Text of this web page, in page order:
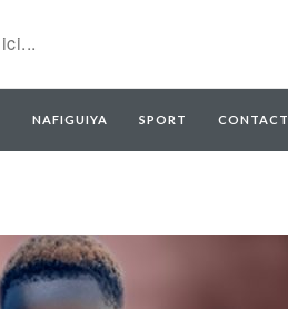
NAFIGUIYA SPORT CONTACT